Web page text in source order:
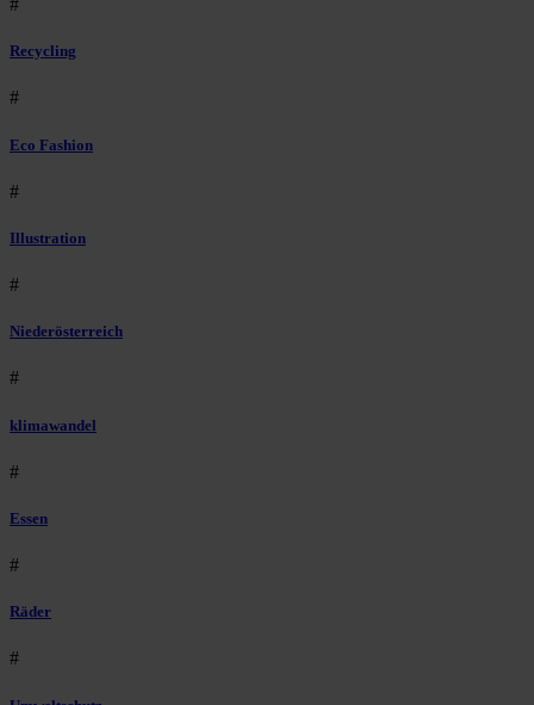
#
Recycling
#
Eco Fashion
#
Illustration
#
Niederösterreich
#
klimawandel
#
Essen
#
Räder
#